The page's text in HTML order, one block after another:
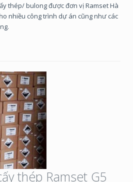
thép/ bulong được đơn vị Ramset Hà
nhiều công trình dự án cũng như các
thép Ramset G5